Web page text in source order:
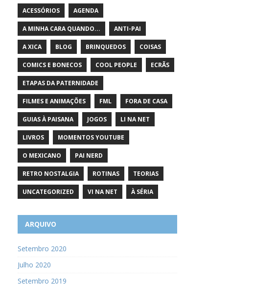
ACESSÓRIOS AGENDA
A MINHA CARA QUANDO... ANTI-PAI
A XICA BLOG BRINQUEDOS COISAS
COMICS E BONECOS COOL PEOPLE ECRÃS
ETAPAS DA PATERNIDADE
FILMES E ANIMAÇÕES FML FORA DE CASA
GUIAS À PAISANA JOGOS LI NA NET
LIVROS MOMENTOS YOUTUBE
O MEXICANO PAI NERD
RETRO NOSTALGIA ROTINAS TEORIAS
UNCATEGORIZED VI NA NET À SÉRIA
ARQUIVO
Setembro 2020
Julho 2020
Setembro 2019